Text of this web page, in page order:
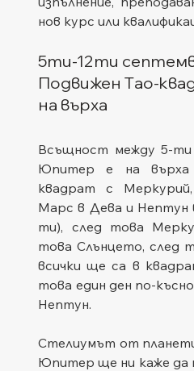
нов курс или
5ти-12ти
Подвижен Tао-
на върха
Всъщност между 5-
Юпитер е на върха
квадрат с
Марс в Дева и Нептун
ти), след това
това Слънцето, след
всички ще са в
това един ден по-
Нептун.
Стелиумът от
Юпитер ще ни каже да